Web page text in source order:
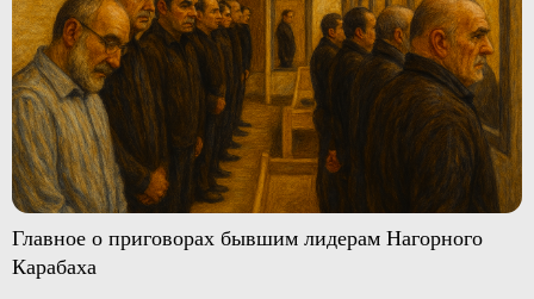
Главное о приговорах бывшим лидерам Нагорного
Карабаха